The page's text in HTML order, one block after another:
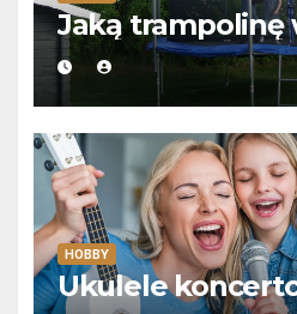
Jaką trampolinę
HOBBY
Ukulele